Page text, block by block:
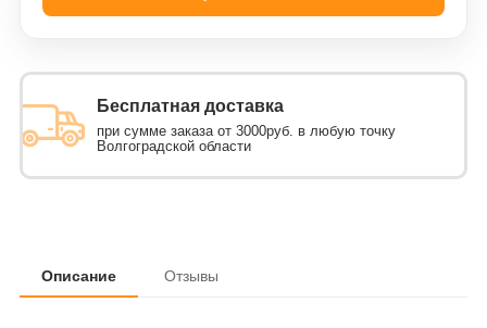
Бесплатная доставка
при сумме заказа от 3000руб. в любую точку
Волгоградской области
Описание Отзывы